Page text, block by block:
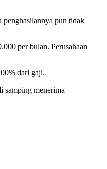
penghasilannya pun tidak
per bulan. Perusahaan
dari gaji.
samping menerima